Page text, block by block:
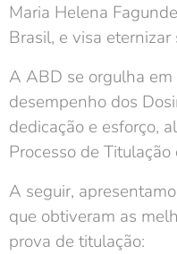
Maria Helena
Brasil, e visa
A ABD se orgulha
desempenho dos
dedicação e esforço,
Processo de
A seguir,
que obtiveram as
prova de titulação: